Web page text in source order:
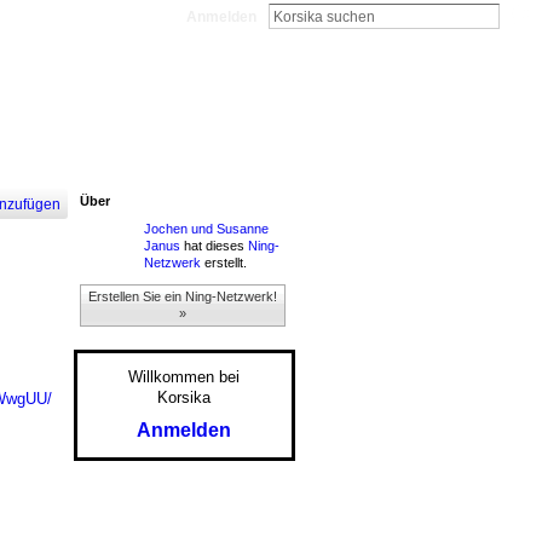
Über
Jochen und Susanne
Janus hat dieses Ning-
Netzwerk erstellt.
Erstellen Sie ein Ning-Netzwerk!
»
Willkommen bei
Korsika
Anmelden